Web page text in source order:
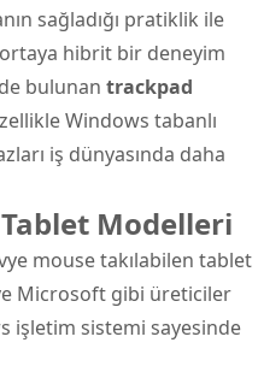
sağladığı pratiklik ile
hibrit bir deneyim
bulunan trackpad
Windows tabanlı
iş dünyasında daha
Modelleri
mouse takılabilen tablet
Microsoft gibi üreticiler
işletim sistemi sayesinde